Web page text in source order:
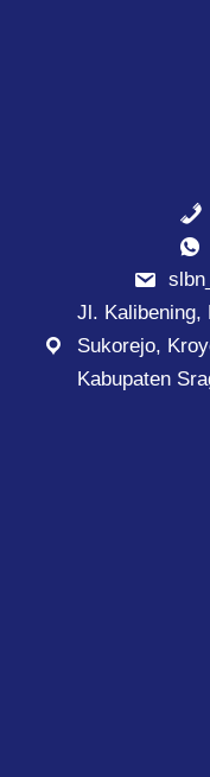
Jl. Kalibening,
Sukorejo,
Kabupaten